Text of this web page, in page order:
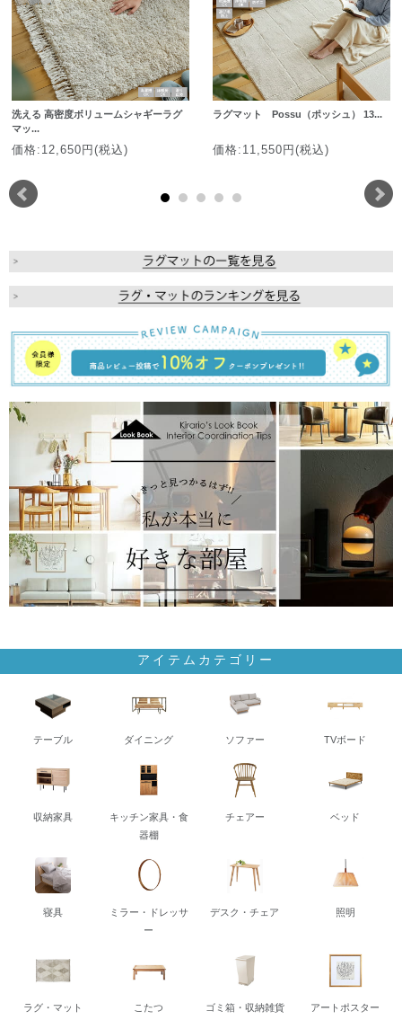
洗える 高密度ボリュームシャギーラグ
マッ...
価格:12,650円(税込)
ラグマット Possu（ポッシュ） 13...
価格:11,550円(税込)
アイテムカテゴリー
テーブル ダイニング ソファー TVボード
収納家具
キッチン家具・食
器棚
チェアー ベッド
寝具
ミラー・ドレッサ
ー
デスク・チェア 照明
ラグ・マット こたつ ゴミ箱・収納雑貨 アートポスター